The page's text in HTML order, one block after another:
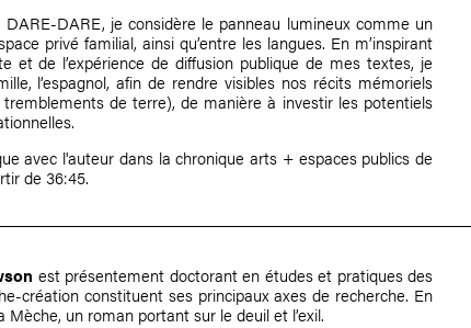
DARE, je considère le panneau lumineux comme un
privé familial, ainsi qu’entre les langues. En m’inspirant
et de l’expérience de diffusion publique de mes textes, je
l’espagnol, afin de rendre visibles nos récits mémoriels
de terre), de manière à investir les potentiels
avec l'auteur dans la chronique arts + espaces publics de
de 36:45.
est présentement doctorant en études et pratiques des
création constituent ses principaux axes de recherche. En
Mèche, un roman portant sur le deuil et l’exil.